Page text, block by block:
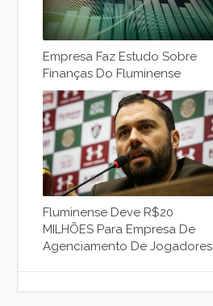
Empresa Faz Estudo Sobre
Finanças Do Fluminense
Fluminense Deve R$20
MILHÕES Para Empresa De
Agenciamento De Jogadores